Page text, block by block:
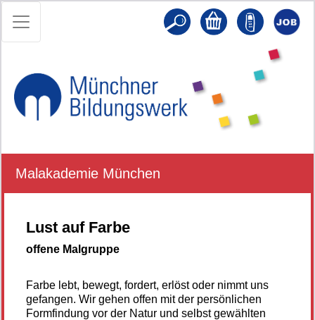
Malakademie München
Lust auf Farbe
offene Malgruppe
Farbe lebt, bewegt, fordert, erlöst oder nimmt uns
gefangen. Wir gehen offen mit der persönlichen
Formfindung vor der Natur und selbst gewählten